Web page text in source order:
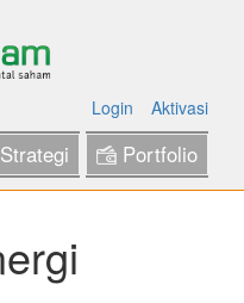
Login Aktivasi
Strategi Portfolio